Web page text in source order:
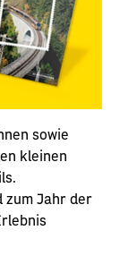
sowie
kleinen
zum Jahr der